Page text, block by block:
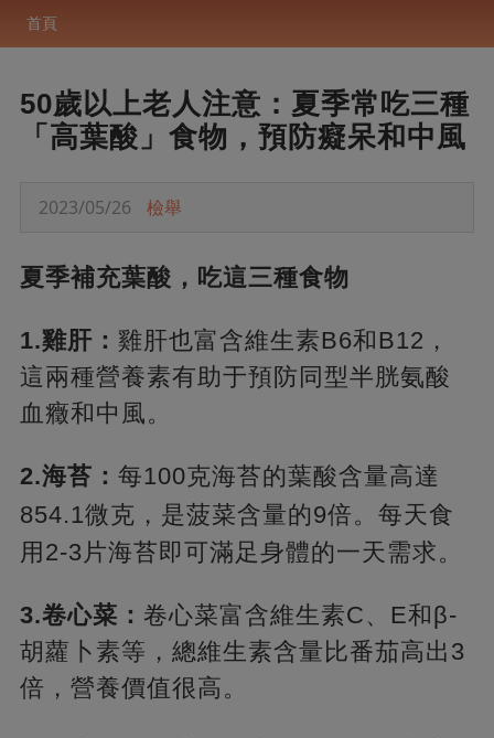
首頁
50歲以上老人注意：夏季常吃三種
「高葉酸」食物，預防癡呆和中風
2023/05/26 檢舉
夏季補充葉酸，吃這三種食物
1.雞肝： 雞肝也富含維生素B6和B12，
這兩種營養素有助于預防同型半胱氨酸
血癥和中風。
2.海苔： 每100克海苔的葉酸含量高達
854.1微克， 是菠菜含量的9倍。每天食
用2-3片海苔即可滿足身體的一天需求。
3.卷心菜： 卷心菜富含維生素C、E和β-
胡蘿卜素等，總維生素含量比番茄高出3
倍，營養價值很高。